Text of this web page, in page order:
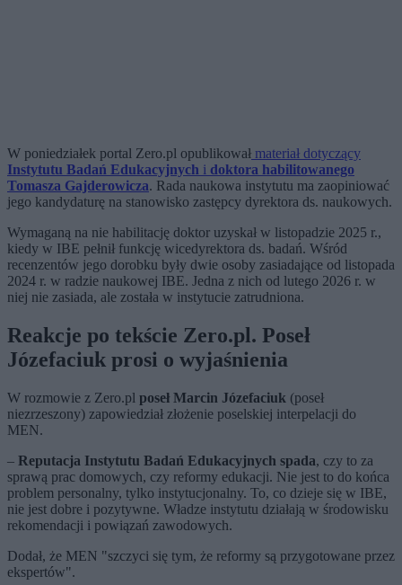
W poniedziałek portal Zero.pl opublikował materiał dotyczący
Instytutu Badań Edukacyjnych i doktora habilitowanego
Tomasza Gajderowicza. Rada naukowa instytutu ma zaopiniować
jego kandydaturę na stanowisko zastępcy dyrektora ds. naukowych.
Wymaganą na nie habilitację doktor uzyskał w listopadzie 2025 r.,
kiedy w IBE pełnił funkcję wicedyrektora ds. badań. Wśród
recenzentów jego dorobku były dwie osoby zasiadające od listopada
2024 r. w radzie naukowej IBE. Jedna z nich od lutego 2026 r. w
niej nie zasiada, ale została w instytucie zatrudniona.
Reakcje po tekście Zero.pl. Poseł
Józefaciuk prosi o wyjaśnienia
W rozmowie z Zero.pl poseł Marcin Józefaciuk (poseł
niezrzeszony) zapowiedział złożenie poselskiej interpelacji do
MEN.
– Reputacja Instytutu Badań Edukacyjnych spada, czy to za
sprawą prac domowych, czy reformy edukacji. Nie jest to do końca
problem personalny, tylko instytucjonalny. To, co dzieje się w IBE,
nie jest dobre i pozytywne. Władze instytutu działają w środowisku
rekomendacji i powiązań zawodowych.
Dodał, że MEN "szczyci się tym, że reformy są przygotowane przez
ekspertów".